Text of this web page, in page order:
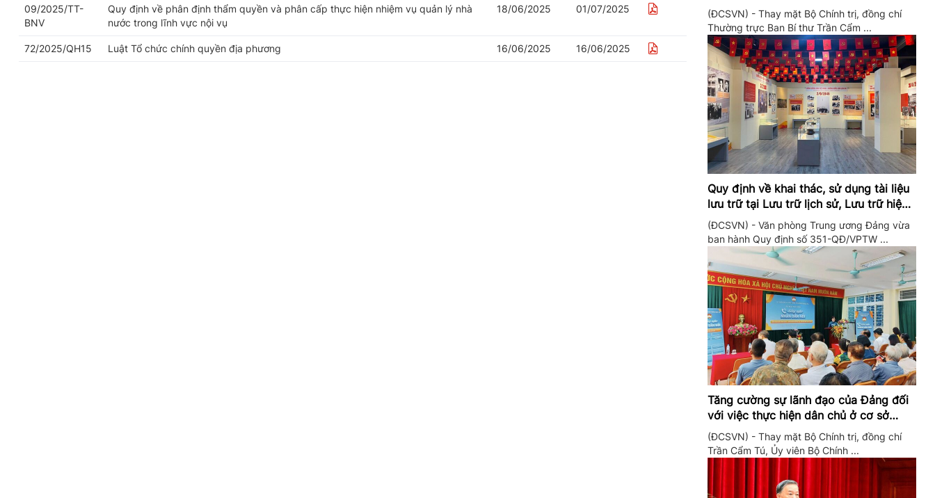
09/2025/TT-
BNV
Quy định về phân định thẩm quyền và phân cấp thực hiện nhiệm vụ quản lý nhà
nước trong lĩnh vực nội vụ
18/06/2025 01/07/2025
72/2025/QH15 Luật Tổ chức chính quyền địa phương 16/06/2025 16/06/2025
đảng trong quý II/2026
(ĐCSVN) - Thay mặt Bộ Chính trị, đồng chí
Thường trực Ban Bí thư Trần Cẩm ...
Quy định về khai thác, sử dụng tài liệu
lưu trữ tại Lưu trữ lịch sử, Lưu trữ hiện
hành của Trung ương Đảng và Văn
phòng Trung ương Đảng
(ĐCSVN) - Văn phòng Trung ương Đảng vừa
ban hành Quy định số 351-QĐ/VPTW ...
Tăng cường sự lãnh đạo của Đảng đối
với việc thực hiện dân chủ ở cơ sở
trong giai đoạn mới
(ĐCSVN) - Thay mặt Bộ Chính trị, đồng chí
Trần Cẩm Tú, Ủy viên Bộ Chính ...